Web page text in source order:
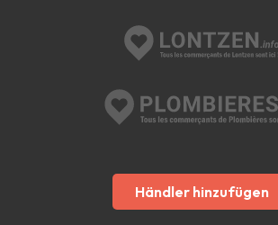
Händler hinzufügen